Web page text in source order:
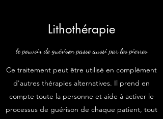
Lithothérapie
le pouvoir de guérison passe aussi par les pierres
Ce traitement peut être utilisé en complément
d'autres thérapies alternatives. Il prend en
compte toute la personne et aide à activer le
processus de guérison de chaque patient, tout